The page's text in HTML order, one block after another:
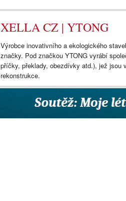
XELLA CZ | YTONG
Výrobce inovativního a ekologického
značky. Pod značkou YTONG vyrábí
příčky, překlady, obezdívky atd.), jež jsou
rekonstrukce.